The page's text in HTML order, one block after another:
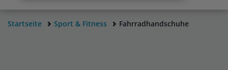
Startseite Sport & Fitness Fahrradhandschuhe